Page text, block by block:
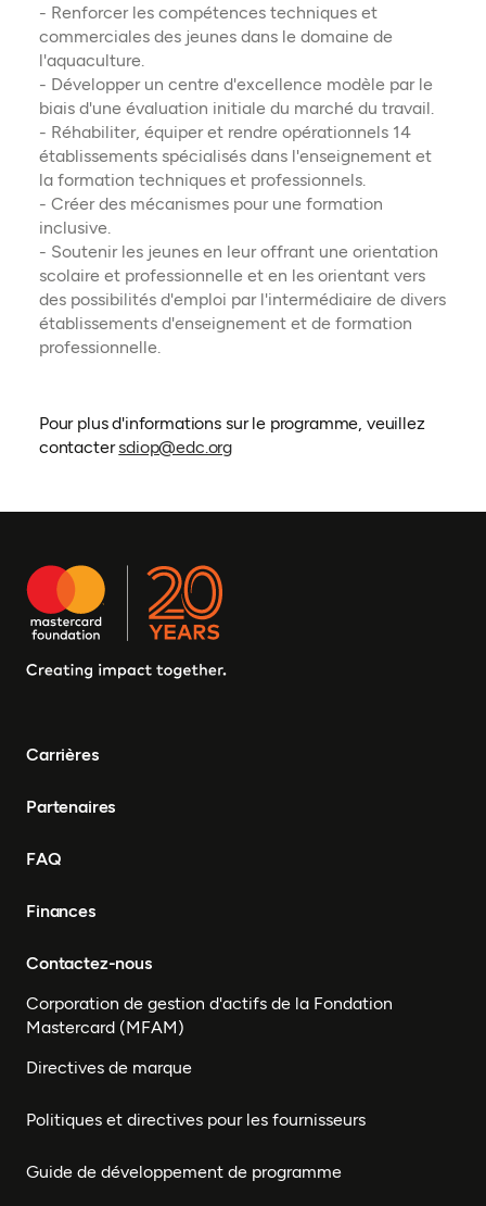
- Renforcer les compétences techniques et
commerciales des jeunes dans le domaine de
l'aquaculture.
- Développer un centre d'excellence modèle par le
biais d'une évaluation initiale du marché du travail.
- Réhabiliter, équiper et rendre opérationnels 14
établissements spécialisés dans l'enseignement et
la formation techniques et professionnels.
- Créer des mécanismes pour une formation
inclusive.
- Soutenir les jeunes en leur offrant une orientation
scolaire et professionnelle et en les orientant vers
des possibilités d'emploi par l'intermédiaire de divers
établissements d'enseignement et de formation
professionnelle.
Pour plus d'informations sur le programme, veuillez
contactersdiop@edc.org
Carrières
Partenaires
FAQ
Finances
Contactez-nous
Corporation de gestion d'actifs de la Fondation
Mastercard (MFAM)
Directives de marque
Politiques et directives pour les fournisseurs
Guide de développement de programme